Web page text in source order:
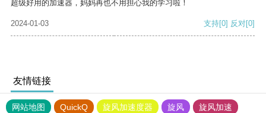
超级好用的加速器，妈妈再也不用担心我的学习啦！
2024-01-03 支持[0] 反对[0]
友情链接
网站地图 QuickQ 旋风加速度器 旋风
旋风加速